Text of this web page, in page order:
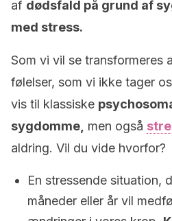
af dødsfald på grund af
med stress.
Som vi vil se transformeres
følelser, som vi ikke tager
vis til klassiske
sygdomme, men også
aldring. Vil du vide hvorfor?
En stressende situation,
måneder eller år vil